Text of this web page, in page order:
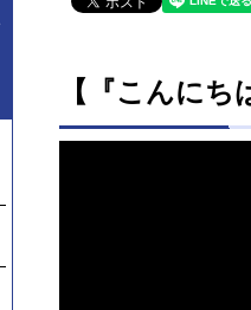
【『こんにち